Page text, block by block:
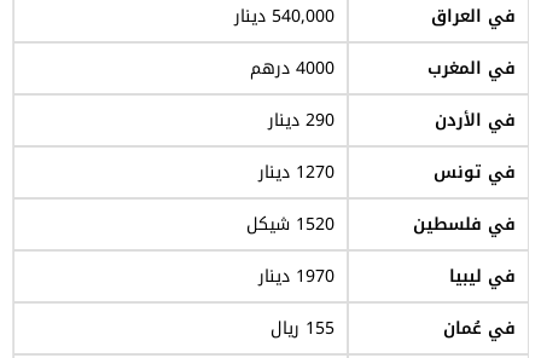
في العراق
540,000 دينار
في المغرب
4000 درهم
في الأردن
290 دينار
في تونس
1270 دينار
في فلسطين
1520 شيكل
في ليبيا
1970 دينار
في عُمان
155 ريال